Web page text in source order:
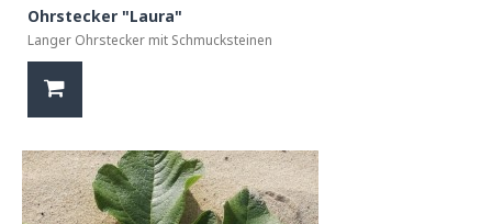
Ohrstecker "Laura"
Langer Ohrstecker mit Schmucksteinen